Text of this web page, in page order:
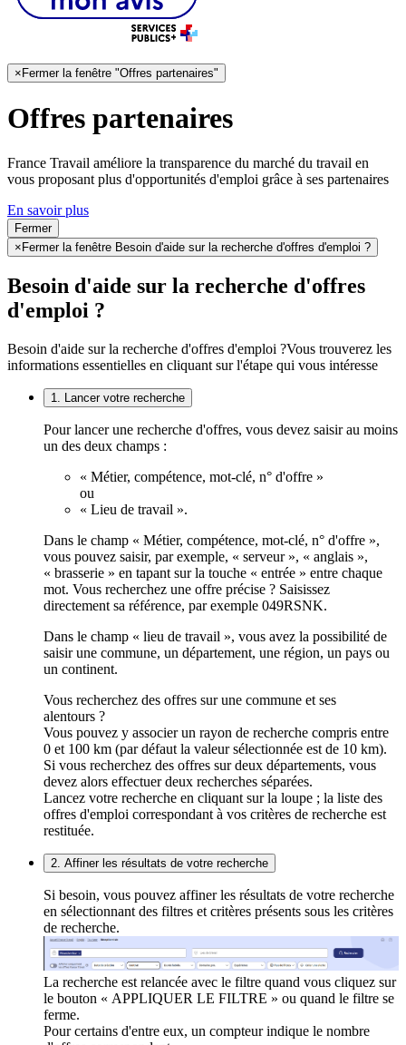
×Fermer la fenêtre "Offres partenaires"
Offres partenaires
France Travail améliore la transparence du marché du travail en
vous proposant plus d'opportunités d'emploi grâce à ses partenaires
En savoir plus
Fermer
×Fermer la fenêtre Besoin d'aide sur la recherche d'offres d'emploi ?
Besoin d'aide sur la recherche d'offres
d'emploi ?
Besoin d'aide sur la recherche d'offres d'emploi ?Vous trouverez les
informations essentielles en cliquant sur l'étape qui vous intéresse
1. Lancer votre recherche
Pour lancer une recherche d'offres, vous devez saisir au moins
un des deux champs :
« Métier, compétence, mot-clé, n° d'offre »
ou
« Lieu de travail ».
Dans le champ « Métier, compétence, mot-clé, n° d'offre »,
vous pouvez saisir, par exemple, « serveur », « anglais »,
« brasserie » en tapant sur la touche « entrée » entre chaque
mot. Vous recherchez une offre précise ? Saisissez
directement sa référence, par exemple 049RSNK.
Dans le champ « lieu de travail », vous avez la possibilité de
saisir une commune, un département, une région, un pays ou
un continent.
Vous recherchez des offres sur une commune et ses
alentours ?
Vous pouvez y associer un rayon de recherche compris entre
0 et 100 km (par défaut la valeur sélectionnée est de 10 km).
Si vous recherchez des offres sur deux départements, vous
devez alors effectuer deux recherches séparées.
Lancez votre recherche en cliquant sur la loupe ; la liste des
offres d'emploi correspondant à vos critères de recherche est
restituée.
2. Affiner les résultats de votre recherche
Si besoin, vous pouvez affiner les résultats de votre recherche
en sélectionnant des filtres et critères présents sous les critères
de recherche.
La recherche est relancée avec le filtre quand vous cliquez sur
le bouton « APPLIQUER LE FILTRE » ou quand le filtre se
ferme.
Pour certains d'entre eux, un compteur indique le nombre